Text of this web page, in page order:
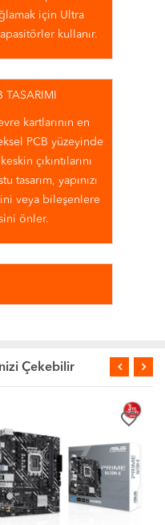
için Ultra
kullanır.
kartlarının en
PCB yüzeyinde
çıkıntılarını
tasarım, yapınızı
veya bileşenlere
önler.
Çekebilir
favorite_border